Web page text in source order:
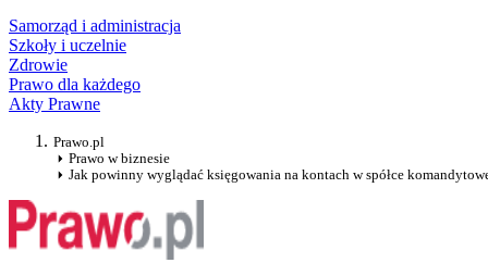
Samorząd i administracja
Szkoły i uczelnie
Zdrowie
Prawo dla każdego
Akty Prawne
Prawo.pl
Prawo w biznesie
Jak powinny wyglądać księgowania na kontach w spółce